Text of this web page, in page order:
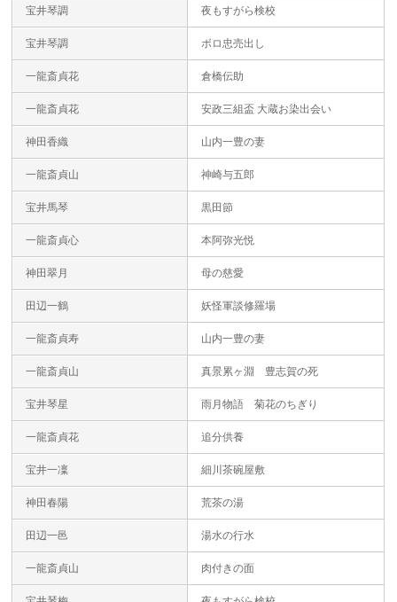
宝井琴調 夜もすがら検校
宝井琴調 ボロ忠売出し
一龍斎貞花 倉橋伝助
一龍斎貞花 安政三組盃 大蔵お染出会い
神田香織 山内一豊の妻
一龍斎貞山 神崎与五郎
宝井馬琴 黒田節
一龍斎貞心 本阿弥光悦
神田翠月 母の慈愛
田辺一鶴 妖怪軍談修羅場
一龍斎貞寿 山内一豊の妻
一龍斎貞山 真景累ヶ淵 豊志賀の死
宝井琴星 雨月物語 菊花のちぎり
一龍斎貞花 追分供養
宝井一凜 細川茶碗屋敷
神田春陽 荒茶の湯
田辺一邑 湯水の行水
一龍斎貞山 肉付きの面